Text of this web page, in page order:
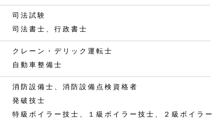
司法試験
司法書士、行政書士
クレーン・デリック運転士
自動車整備士
消防設備士、消防設備点検資格者
発破技士
特級ボイラー技士、１級ボイラー技士、２級ボイラー